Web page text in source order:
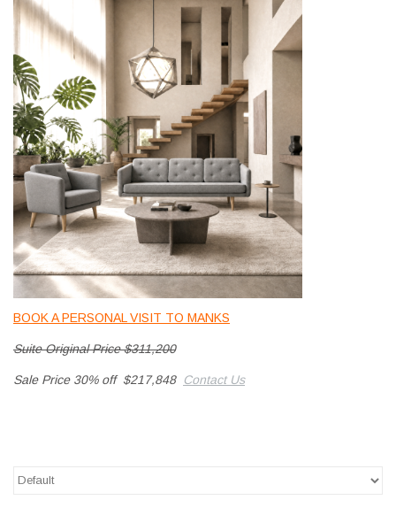
TABLEWARE 餐具
GIFTS & DECORATIVE 禮品
及雜項
HEALTHY LIVING 健康家居
LATEST ARRIVALS 最新扺港
MATER 系列
FREDERICIA 系列
MANKS 特價區
STORIES 故事
BOOK A PERSONAL VISIT TO MANKS
Suite Original Price $311,200
Sale Price 30% off $217,848 Contact Us